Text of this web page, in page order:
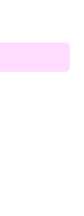
削減
数を増やし、パ
ランティアによ